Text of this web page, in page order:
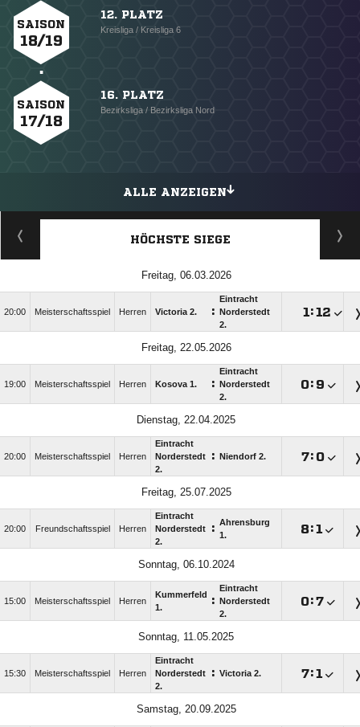
SAISON
18/19
12. PLATZ
Kreisliga / Kreisliga 6
SAISON
17/18
16. PLATZ
Bezirksliga / Bezirksliga Nord
ALLE ANZEIGEN
HÖCHSTE SIEGE
Freitag, 06.03.2026
20:00 Meisterschaftsspiel Herren Victoria 2. :
Eintracht
Norderstedt
2.
:
Freitag, 22.05.2026
19:00 Meisterschaftsspiel Herren Kosova 1. :
Eintracht
Norderstedt
2.
: 
Dienstag, 22.04.2025
20:00 Meisterschaftsspiel Herren
Eintracht
Norderstedt
2.
: Niendorf 2. : 
Freitag, 25.07.2025
20:00 Freundschaftsspiel Herren
Eintracht
Norderstedt
2.
: Ahrensburg
1.
:
Sonntag, 06.10.2024
15:00 Meisterschaftsspiel Herren
Kummerfeld
1.
:
Eintracht
Norderstedt
2.
:
Sonntag, 11.05.2025
15:30 Meisterschaftsspiel Herren
Eintracht
Norderstedt
2.
: Victoria 2. :
Samstag, 20.09.2025